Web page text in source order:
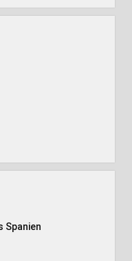
Spanien